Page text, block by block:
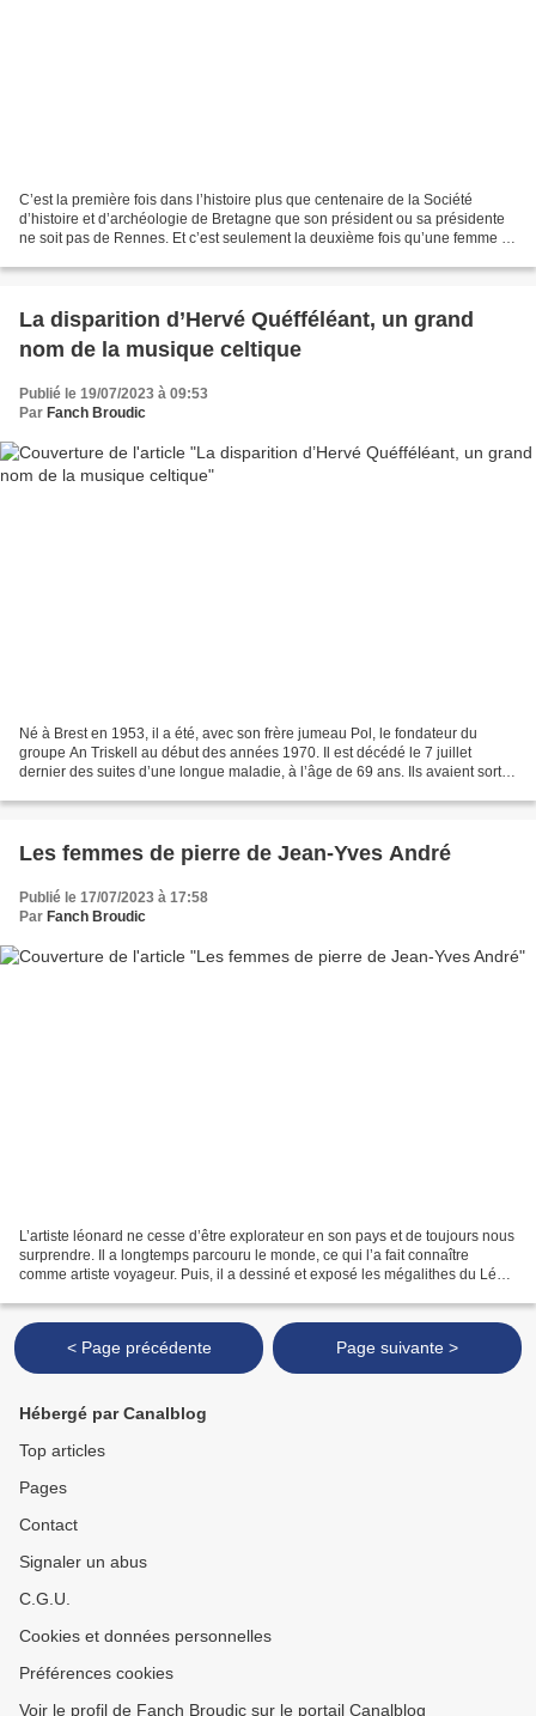
C’est la première fois dans l’histoire plus que centenaire de la Société
d’histoire et d’archéologie de Bretagne que son président ou sa présidente
ne soit pas de Rennes. Et c’est seulement la deuxième fois qu’une femme ait
La disparition d’Hervé Quéfféléant, un grand
nom de la musique celtique
Publié le 19/07/2023 à 09:53
Par Fanch Broudic
Né à Brest en 1953, il a été, avec son frère jumeau Pol, le fondateur du
groupe An Triskell au début des années 1970. Il est décédé le 7 juillet
dernier des suites d’une longue maladie, à l’âge de 69 ans. Ils avaient sorti
Les femmes de pierre de Jean-Yves André
Publié le 17/07/2023 à 17:58
Par Fanch Broudic
L’artiste léonard ne cesse d’être explorateur en son pays et de toujours nous
surprendre. Il a longtemps parcouru le monde, ce qui l’a fait connaître
comme artiste voyageur. Puis, il a dessiné et exposé les mégalithes du Léon
< Page précédente Page suivante >
Hébergé par Canalblog
Top articles
Pages
Contact
Signaler un abus
C.G.U.
Cookies et données personnelles
Préférences cookies
Voir le profil de Fanch Broudic sur le portail Canalblog